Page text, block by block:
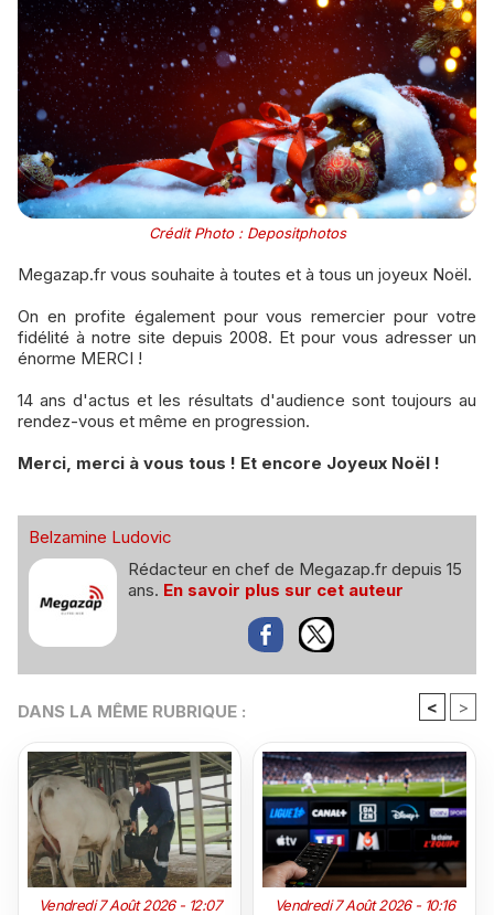
Crédit Photo : Depositphotos
Megazap.fr vous souhaite à toutes et à tous un joyeux Noël.
​On en profite également pour vous remercier pour votre
fidélité à notre site depuis 2008. Et pour vous adresser un
énorme MERCI !
14 ans d'actus et les résultats d'audience sont toujours au
rendez-vous et même en progression.
Merci, merci à vous tous ! Et encore Joyeux Noël !
Belzamine Ludovic
Rédacteur en chef de Megazap.fr depuis 15
ans. En savoir plus sur cet auteur
DANS LA MÊME RUBRIQUE : < >
Vendredi 7 Août 2026 - 12:07 Vendredi 7 Août 2026 - 10:16